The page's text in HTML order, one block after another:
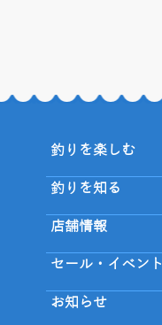
釣りを楽しむ
釣りを知る
店舗情報
セール・イベント
お知らせ